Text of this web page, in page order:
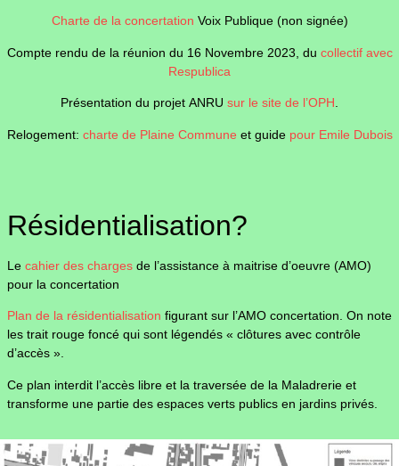
Charte de la concertation Voix Publique (non signée)
Compte rendu de la réunion du 16 Novembre 2023, du collectif avec
Respublica
Présentation du projet ANRU sur le site de l’OPH
Relogement: charte de Plaine Commune et guide pour Emile Dubois
Résidentialisation?
Le cahier des charges de l’assistance à maitrise d’oeuvre (AMO)
pour la concertation
Plan de la résidentialisation figurant sur l’AMO concertation. On note
les trait rouge foncé qui sont légendés « clôtures avec contrôle
d’accès ».
Ce plan interdit l’accès libre et la traversée de la Maladrerie et
transforme une partie des espaces verts publics en jardins privés.